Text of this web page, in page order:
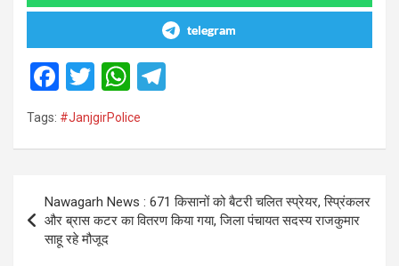
telegram
F
a
ce
o
o
k
T
wi
tt
W
at
A
p
a
m
Tags: #JanjgirPolice
navigation
Nawagarh News : 671 किसानों को बैटरी चलित स्प्रेयर, स्प्रिंकलर
और ब्रास कटर का वितरण किया गया, जिला पंचायत सदस्य राजकुमार
साहू रहे मौजूद